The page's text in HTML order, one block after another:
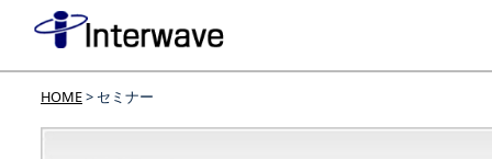
HOME> セミナー